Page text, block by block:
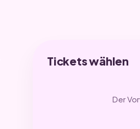
Tickets wählen
Der